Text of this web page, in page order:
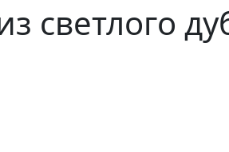
светлого